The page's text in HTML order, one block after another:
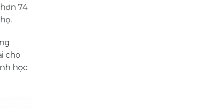
74
cho
học